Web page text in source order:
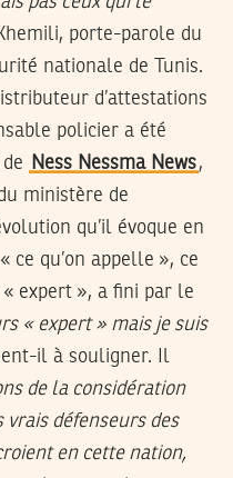
porte-parole du
nationale de Tunis.
d’attestations
policier a été
Ness Nessma News,
ministère de
qu’il évoque en
ce qu’on appelle », ce
expert », a fini par le
« expert » mais je suis
il à souligner. Il
de la considération
défenseurs des
en cette nation,